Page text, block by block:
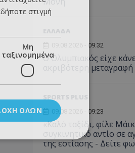
09.08.2026 - 09:32
Ο Ολυμπιακός είχε
ακριβότερη
09.08.2026 - 09:23
«Καλό ταξίδι, φίλε
συγκινητικό αντίο
της εστίασης - Δείτε
στιγμή
Μη
ταξινομημένα
ΌΛΩΝ